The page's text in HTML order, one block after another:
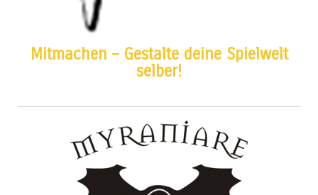
Mitmachen – Gestalte deine Spielwelt
selber!